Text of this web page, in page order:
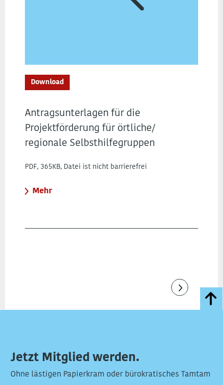
Download
Antragsunterlagen für die
Projektförderung für örtliche/
regionale Selbsthilfegruppen
PDF, 365KB, Datei ist nicht barrierefrei
Mehr
Jetzt Mitglied werden.
Ohne lästigen Papierkram oder bürokratisches Tamtam